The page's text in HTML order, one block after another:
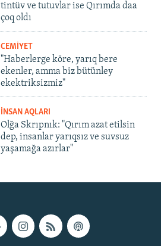
tintüv ve tutuvlar ise Qırımda daa
çoq oldı
CEMİYET
"Haberlerge köre, yarıq bere
ekenler, amma biz bütünley
ekektriksizmiz"
İNSAN AQLARI
Olğa Skrıpnık: "Qırım azat etilsin
dep, insanlar yarıqsız ve suvsuz
yaşamağa azırlar"